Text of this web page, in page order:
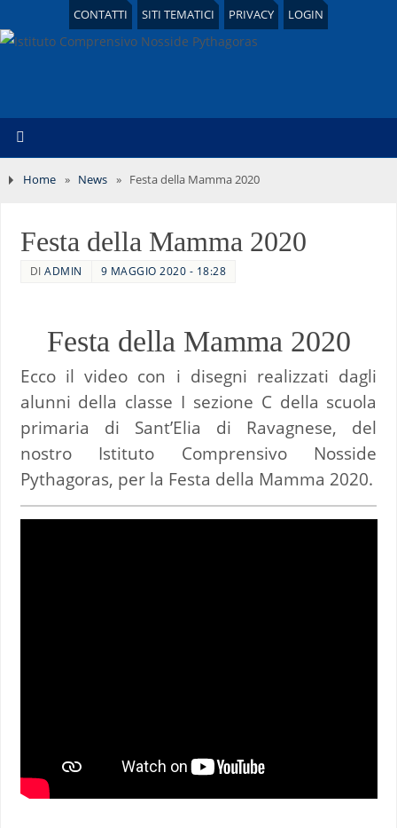
CONTATTI SITI TEMATICI PRIVACY LOGIN
Home » News » Festa della Mamma 2020
Festa della Mamma 2020
DIADMIN 9 MAGGIO 2020 - 18:28
Festa della Mamma 2020
Ecco il video con i disegni realizzati dagli
alunni della classe I sezione C della scuola
primaria di Sant’Elia di Ravagnese, del
nostro Istituto Comprensivo Nosside
Pythagoras, per la Festa della Mamma 2020.